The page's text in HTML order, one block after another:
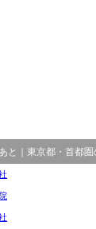
と｜東京都・首都圏